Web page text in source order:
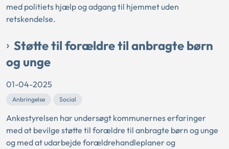
med politiets hjælp og adgang til hjemmet uden
retskendelse.
Støtte til forældre til anbragte børn
og unge
01-04-2025
Anbringelse Social
Ankestyrelsen har undersøgt kommunernes erfaringer
med at bevilge støtte til forældre til anbragte børn og unge
og med at udarbejde forældrehandleplaner og